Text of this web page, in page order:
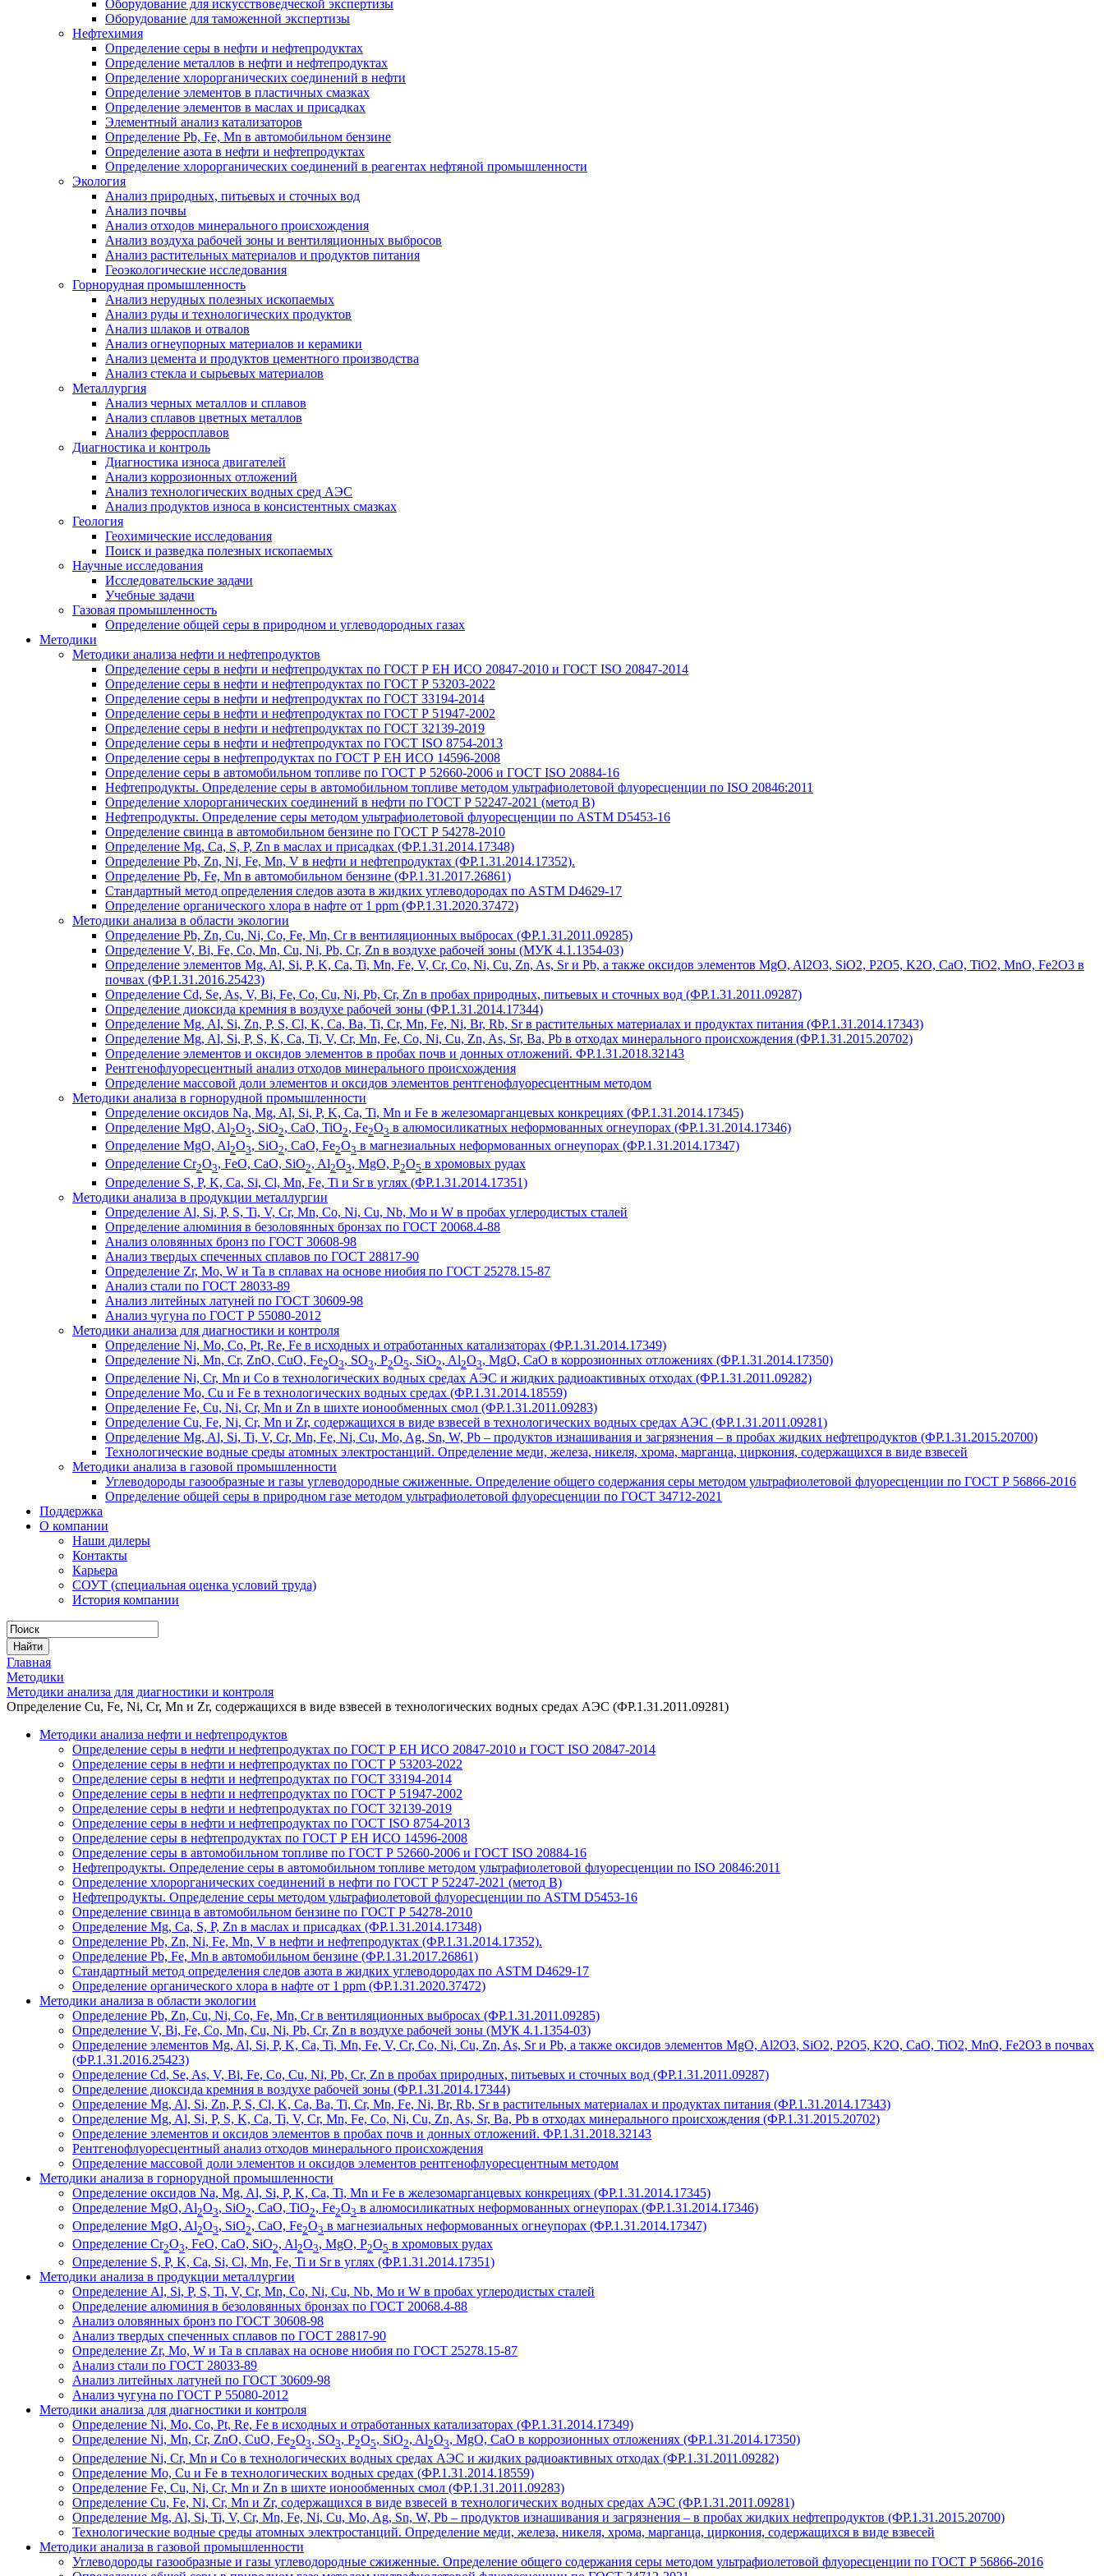
Оборудование для искусствоведческой экспертизы
Оборудование для таможенной экспертизы
Нефтехимия
Определение серы в нефти и нефтепродуктах
Определение металлов в нефти и нефтепродуктах
Определение хлорорганических соединений в нефти
Определение элементов в пластичных смазках
Определение элементов в маслах и присадках
Элементный анализ катализаторов
Определение Pb, Fe, Mn в автомобильном бензине
Определение азота в нефти и нефтепродуктах
Определение хлорорганических соединений в реагентах нефтяной промышленности
Экология
Анализ природных, питьевых и сточных вод
Анализ почвы
Анализ отходов минерального происхождения
Анализ воздуха рабочей зоны и вентиляционных выбросов
Анализ растительных материалов и продуктов питания
Геоэкологические исследования
Горнорудная промышленность
Анализ нерудных полезных ископаемых
Анализ руды и технологических продуктов
Анализ шлаков и отвалов
Анализ огнеупорных материалов и керамики
Анализ цемента и продуктов цементного производства
Анализ стекла и сырьевых материалов
Металлургия
Анализ черных металлов и сплавов
Анализ сплавов цветных металлов
Анализ ферросплавов
Диагностика и контроль
Диагностика износа двигателей
Анализ коррозионных отложений
Анализ технологических водных сред АЭС
Анализ продуктов износа в консистентных смазках
Геология
Геохимические исследования
Поиск и разведка полезных ископаемых
Научные исследования
Исследовательские задачи
Учебные задачи
Газовая промышленность
Определение общей серы в природном и углеводородных газах
Методики
Методики анализа нефти и нефтепродуктов
Определение серы в нефти и нефтепродуктах по ГОСТ Р ЕН ИСО 20847-2010 и ГОСТ ISO 20847-2014
Определение серы в нефти и нефтепродуктах по ГОСТ Р 53203-2022
Определение серы в нефти и нефтепродуктах по ГОСТ 33194-2014
Определение серы в нефти и нефтепродуктах по ГОСТ Р 51947-2002
Определение серы в нефти и нефтепродуктах по ГОСТ 32139-2019
Определение серы в нефти и нефтепродуктах по ГОСТ ISO 8754-2013
Определение серы в нефтепродуктах по ГОСТ Р ЕН ИСО 14596-2008
Определение серы в автомобильном топливе по ГОСТ Р 52660-2006 и ГОСТ ISO 20884-16
Нефтепродукты. Определение серы в автомобильном топливе методом ультрафиолетовой флуоресценции по ISO 20846:2011
Определение хлорорганических соединений в нефти по ГОСТ Р 52247-2021 (метод В)
Нефтепродукты. Определение серы методом ультрафиолетовой флуоресценции по ASTM D5453-16
Определение свинца в автомобильном бензине по ГОСТ Р 54278-2010
Определение Mg, Ca, S, P, Zn в маслах и присадках (ФР.1.31.2014.17348)
Определение Pb, Zn, Ni, Fe, Mn, V в нефти и нефтепродуктах (ФР.1.31.2014.17352).
Определение Pb, Fe, Mn в автомобильном бензине (ФР.1.31.2017.26861)
Стандартный метод определения следов азота в жидких углеводородах по ASTM D4629-17
Определение органического хлора в нафте от 1 ppm (ФР.1.31.2020.37472)
Методики анализа в области экологии
Определение Pb, Zn, Cu, Ni, Co, Fe, Mn, Cr в вентиляционных выбросах (ФР.1.31.2011.09285)
Определение V, Bi, Fe, Co, Mn, Cu, Ni, Pb, Cr, Zn в воздухе рабочей зоны (МУК 4.1.1354-03)
Определение элементов Mg, Al, Si, P, K, Ca, Ti, Mn, Fe, V, Cr, Co, Ni, Cu, Zn, As, Sr и Pb, а также оксидов элементов MgO, Al2O3, SiO2, P2O5, K2O, CaO, TiO2, MnO, Fe2O3 в
почвах (ФР.1.31.2016.25423)
Определение Cd, Se, As, V, Bi, Fe, Co, Cu, Ni, Pb, Cr, Zn в пробах природных, питьевых и сточных вод (ФР.1.31.2011.09287)
Определение диоксида кремния в воздухе рабочей зоны (ФР.1.31.2014.17344)
Определение Mg, Al, Si, Zn, P, S, Cl, K, Ca, Ba, Ti, Cr, Mn, Fe, Ni, Br, Rb, Sr в растительных материалах и продуктах питания (ФР.1.31.2014.17343)
Определение Mg, Al, Si, P, S, K, Ca, Ti, V, Cr, Mn, Fe, Co, Ni, Cu, Zn, As, Sr, Ba, Pb в отходах минерального происхождения (ФР.1.31.2015.20702)
Определение элементов и оксидов элементов в пробах почв и донных отложений. ФР.1.31.2018.32143
Рентгенофлуоресцентный анализ отходов минерального происхождения
Определение массовой доли элементов и оксидов элементов рентгенофлуоресцентным методом
Методики анализа в горнорудной промышленности
Определение оксидов Na, Mg, Al, Si, P, K, Ca, Ti, Mn и Fe в железомарганцевых конкрециях (ФР.1.31.2014.17345)
Определение MgO, Al2O3, SiO2, CaO, TiO2, Fe2O3 в алюмосиликатных неформованных огнеупорах (ФР.1.31.2014.17346)
Определение MgO, Al2O3, SiO2, CaO, Fe2O3 в магнезиальных неформованных огнеупорах (ФР.1.31.2014.17347)
Определение Cr2O3, FeO, CaO, SiO2, Al2O3, MgO, P2O5 в хромовых рудах
Определение S, P, K, Ca, Si, Cl, Mn, Fe, Ti и Sr в углях (ФР.1.31.2014.17351)
Методики анализа в продукции металлургии
Определение Al, Si, P, S, Ti, V, Cr, Mn, Co, Ni, Cu, Nb, Mo и W в пробах углеродистых сталей
Определение алюминия в безоловянных бронзах по ГОСТ 20068.4-88
Анализ оловянных бронз по ГОСТ 30608-98
Анализ твердых спеченных сплавов по ГОСТ 28817-90
Определение Zr, Mo, W и Ta в сплавах на основе ниобия по ГОСТ 25278.15-87
Анализ стали по ГОСТ 28033-89
Анализ литейных латуней по ГОСТ 30609-98
Анализ чугуна по ГОСТ Р 55080-2012
Методики анализа для диагностики и контроля
Определение Ni, Mo, Co, Pt, Re, Fe в исходных и отработанных катализаторах (ФР.1.31.2014.17349)
Определение Ni, Mn, Cr, ZnO, CuO, Fe2O3, SO3, P2O5, SiO2, Al2O3, MgO, CaO в коррозионных отложениях (ФР.1.31.2014.17350)
Определение Ni, Cr, Mn и Co в технологических водных средах АЭС и жидких радиоактивных отходах (ФР.1.31.2011.09282)
Определение Mo, Cu и Fe в технологических водных средах (ФР.1.31.2014.18559)
Определение Fe, Cu, Ni, Cr, Mn и Zn в шихте ионообменных смол (ФР.1.31.2011.09283)
Определение Cu, Fe, Ni, Cr, Mn и Zr, содержащихся в виде взвесей в технологических водных средах АЭС (ФР.1.31.2011.09281)
Определение Mg, Al, Si, Ti, V, Cr, Mn, Fe, Ni, Cu, Mo, Ag, Sn, W, Pb – продуктов изнашивания и загрязнения – в пробах жидких нефтепродуктов (ФР.1.31.2015.20700)
Технологические водные среды атомных электростанций. Определение меди, железа, никеля, хрома, марганца, циркония, содержащихся в виде взвесей
Методики анализа в газовой промышленности
Углеводороды газообразные и газы углеводородные сжиженные. Определение общего содержания серы методом ультрафиолетовой флуоресценции по ГОСТ Р 56866-2016
Определение общей серы в природном газе методом ультрафиолетовой флуоресценции по ГОСТ 34712-2021
Поддержка
О компании
Наши дилеры
Контакты
Карьера
СОУТ (специальная оценка условий труда)
История компании
Главная
Методики
Методики анализа для диагностики и контроля
Определение Cu, Fe, Ni, Cr, Mn и Zr, содержащихся в виде взвесей в технологических водных средах АЭС (ФР.1.31.2011.09281)
Методики анализа нефти и нефтепродуктов
Определение серы в нефти и нефтепродуктах по ГОСТ Р ЕН ИСО 20847-2010 и ГОСТ ISO 20847-2014
Определение серы в нефти и нефтепродуктах по ГОСТ Р 53203-2022
Определение серы в нефти и нефтепродуктах по ГОСТ 33194-2014
Определение серы в нефти и нефтепродуктах по ГОСТ Р 51947-2002
Определение серы в нефти и нефтепродуктах по ГОСТ 32139-2019
Определение серы в нефти и нефтепродуктах по ГОСТ ISO 8754-2013
Определение серы в нефтепродуктах по ГОСТ Р ЕН ИСО 14596-2008
Определение серы в автомобильном топливе по ГОСТ Р 52660-2006 и ГОСТ ISO 20884-16
Нефтепродукты. Определение серы в автомобильном топливе методом ультрафиолетовой флуоресценции по ISO 20846:2011
Определение хлорорганических соединений в нефти по ГОСТ Р 52247-2021 (метод В)
Нефтепродукты. Определение серы методом ультрафиолетовой флуоресценции по ASTM D5453-16
Определение свинца в автомобильном бензине по ГОСТ Р 54278-2010
Определение Mg, Ca, S, P, Zn в маслах и присадках (ФР.1.31.2014.17348)
Определение Pb, Zn, Ni, Fe, Mn, V в нефти и нефтепродуктах (ФР.1.31.2014.17352).
Определение Pb, Fe, Mn в автомобильном бензине (ФР.1.31.2017.26861)
Стандартный метод определения следов азота в жидких углеводородах по ASTM D4629-17
Определение органического хлора в нафте от 1 ppm (ФР.1.31.2020.37472)
Методики анализа в области экологии
Определение Pb, Zn, Cu, Ni, Co, Fe, Mn, Cr в вентиляционных выбросах (ФР.1.31.2011.09285)
Определение V, Bi, Fe, Co, Mn, Cu, Ni, Pb, Cr, Zn в воздухе рабочей зоны (МУК 4.1.1354-03)
Определение элементов Mg, Al, Si, P, K, Ca, Ti, Mn, Fe, V, Cr, Co, Ni, Cu, Zn, As, Sr и Pb, а также оксидов элементов MgO, Al2O3, SiO2, P2O5, K2O, CaO, TiO2, MnO, Fe2O3 в почвах
(ФР.1.31.2016.25423)
Определение Cd, Se, As, V, Bi, Fe, Co, Cu, Ni, Pb, Cr, Zn в пробах природных, питьевых и сточных вод (ФР.1.31.2011.09287)
Определение диоксида кремния в воздухе рабочей зоны (ФР.1.31.2014.17344)
Определение Mg, Al, Si, Zn, P, S, Cl, K, Ca, Ba, Ti, Cr, Mn, Fe, Ni, Br, Rb, Sr в растительных материалах и продуктах питания (ФР.1.31.2014.17343)
Определение Mg, Al, Si, P, S, K, Ca, Ti, V, Cr, Mn, Fe, Co, Ni, Cu, Zn, As, Sr, Ba, Pb в отходах минерального происхождения (ФР.1.31.2015.20702)
Определение элементов и оксидов элементов в пробах почв и донных отложений. ФР.1.31.2018.32143
Рентгенофлуоресцентный анализ отходов минерального происхождения
Определение массовой доли элементов и оксидов элементов рентгенофлуоресцентным методом
Методики анализа в горнорудной промышленности
Определение оксидов Na, Mg, Al, Si, P, K, Ca, Ti, Mn и Fe в железомарганцевых конкрециях (ФР.1.31.2014.17345)
Определение MgO, Al2O3, SiO2, CaO, TiO2, Fe2O3 в алюмосиликатных неформованных огнеупорах (ФР.1.31.2014.17346)
Определение MgO, Al2O3, SiO2, CaO, Fe2O3 в магнезиальных неформованных огнеупорах (ФР.1.31.2014.17347)
Определение Cr2O3, FeO, CaO, SiO2, Al2O3, MgO, P2O5 в хромовых рудах
Определение S, P, K, Ca, Si, Cl, Mn, Fe, Ti и Sr в углях (ФР.1.31.2014.17351)
Методики анализа в продукции металлургии
Определение Al, Si, P, S, Ti, V, Cr, Mn, Co, Ni, Cu, Nb, Mo и W в пробах углеродистых сталей
Определение алюминия в безоловянных бронзах по ГОСТ 20068.4-88
Анализ оловянных бронз по ГОСТ 30608-98
Анализ твердых спеченных сплавов по ГОСТ 28817-90
Определение Zr, Mo, W и Ta в сплавах на основе ниобия по ГОСТ 25278.15-87
Анализ стали по ГОСТ 28033-89
Анализ литейных латуней по ГОСТ 30609-98
Анализ чугуна по ГОСТ Р 55080-2012
Методики анализа для диагностики и контроля
Определение Ni, Mo, Co, Pt, Re, Fe в исходных и отработанных катализаторах (ФР.1.31.2014.17349)
Определение Ni, Mn, Cr, ZnO, CuO, Fe2O3, SO3, P2O5, SiO2, Al2O3, MgO, CaO в коррозионных отложениях (ФР.1.31.2014.17350)
Определение Ni, Cr, Mn и Co в технологических водных средах АЭС и жидких радиоактивных отходах (ФР.1.31.2011.09282)
Определение Mo, Cu и Fe в технологических водных средах (ФР.1.31.2014.18559)
Определение Fe, Cu, Ni, Cr, Mn и Zn в шихте ионообменных смол (ФР.1.31.2011.09283)
Определение Cu, Fe, Ni, Cr, Mn и Zr, содержащихся в виде взвесей в технологических водных средах АЭС (ФР.1.31.2011.09281)
Определение Mg, Al, Si, Ti, V, Cr, Mn, Fe, Ni, Cu, Mo, Ag, Sn, W, Pb – продуктов изнашивания и загрязнения – в пробах жидких нефтепродуктов (ФР.1.31.2015.20700)
Технологические водные среды атомных электростанций. Определение меди, железа, никеля, хрома, марганца, циркония, содержащихся в виде взвесей
Методики анализа в газовой промышленности
Углеводороды газообразные и газы углеводородные сжиженные. Определение общего содержания серы методом ультрафиолетовой флуоресценции по ГОСТ Р 56866-2016